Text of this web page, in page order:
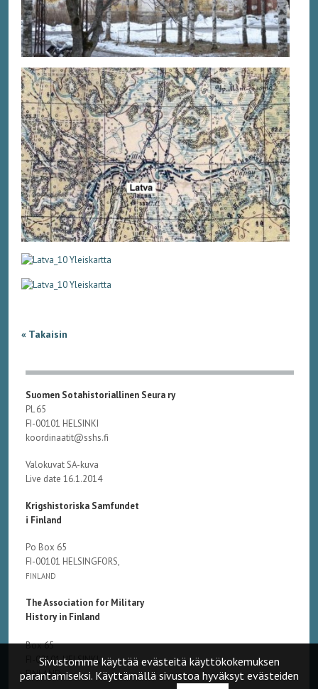
« Takaisin
Suomen Sotahistoriallinen Seura ry
PL 65
FI-00101 HELSINKI
koordinaatit@sshs.fi
Valokuvat SA-kuva
Live date 16.1.2014
Krigshistoriska Samfundet
i Finland
Po Box 65
FI-00101 HELSINGFORS,
FINLAND
The Association for Military
History in Finland
Box 65
FI-00101 HELSINKI,
FINLAND
Sivustomme käyttää evästeitä käyttökokemuksen
parantamiseksi. Käyttämällä sivustoa hyväksyt evästeiden